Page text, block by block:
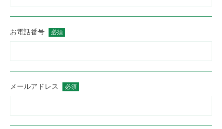
お電話番号 必須
メールアドレス 必須